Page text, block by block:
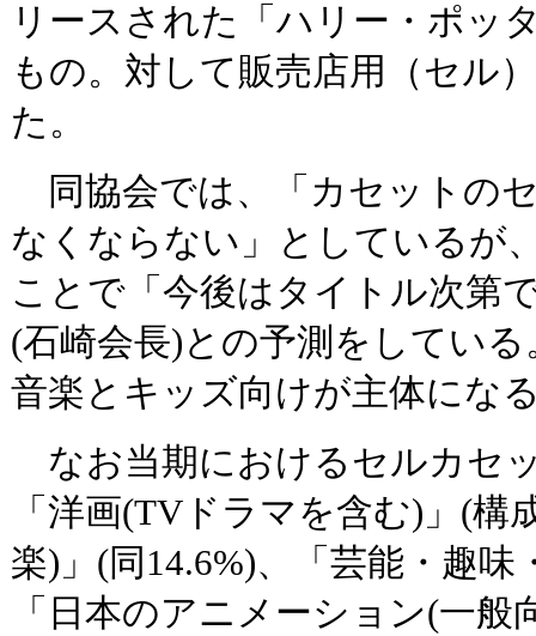
リースされた「ハリー・ポッ
もの。対して販売店用（セル
た。
同協会では、「カセットの
なくならない」としているが
ことで「今後はタイトル次第
(石崎会長)との予測をしてい
音楽とキッズ向けが主体にな
なお当期におけるセルカセ
「洋画(TVドラマを含む)」(構
楽)」(同14.6%)、「芸能・趣味
「日本のアニメーション(一般